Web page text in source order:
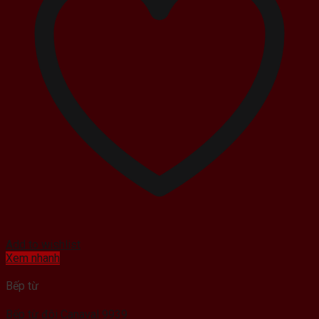
Add to wishlist
Xem nhanh
Bếp từ
Bếp từ đôi Canaval 9939